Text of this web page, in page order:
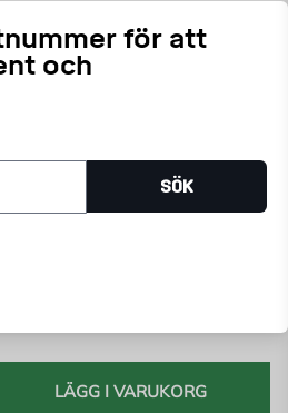
för att
och
SÖK
i plast för att sätta ut höjder
lagerstatus
i kassan
LÄGG I VARUKORG